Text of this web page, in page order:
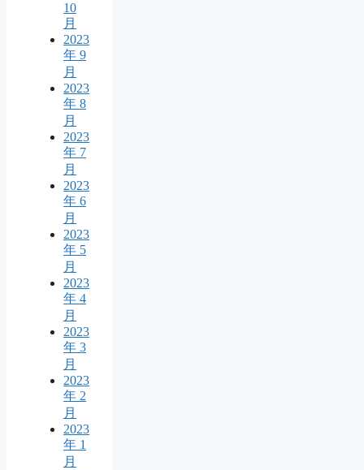
10
月
2023
年 9
月
2023
年 8
月
2023
年 7
月
2023
年 6
月
2023
年 5
月
2023
年 4
月
2023
年 3
月
2023
年 2
月
2023
年 1
月